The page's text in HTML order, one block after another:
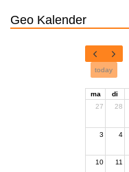
Geo Kalender
today
ma di
27
28
3 4
10 11